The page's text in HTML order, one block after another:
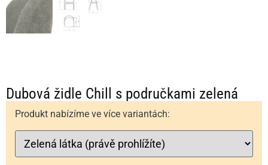
Dubová židle Chill s područkami zelená
Produkt nabízíme ve více variantách: